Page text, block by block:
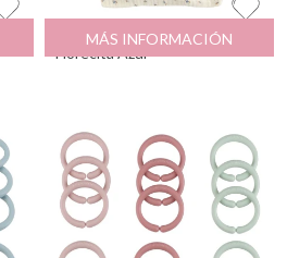
Bolsa Pañales
Florecita Azul
12.95
MÁS INFORMACIÓN